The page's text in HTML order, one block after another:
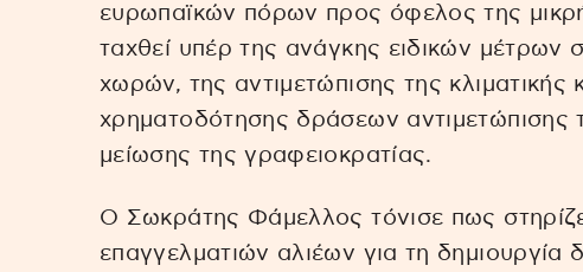
ευρωπαϊκών πόρων προς όφελος της
ταχθεί υπέρ της ανάγκης ειδικών μέτρων
χωρών, της αντιμετώπισης της κλιματικής
χρηματοδότησης δράσεων αντιμετώπισης
μείωσης της γραφειοκρατίας.
Ο Σωκράτης Φάμελλος τόνισε πως
επαγγελματιών αλιέων για τη δημιουργία